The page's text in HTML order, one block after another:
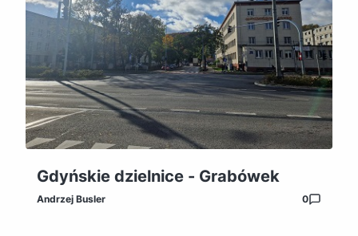
Gdyńskie dzielnice - Grabówek
Andrzej Busler 0